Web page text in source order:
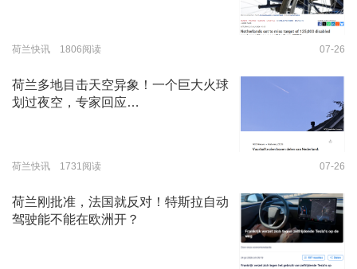
荷兰快讯 1806阅读 07-26
荷兰多地目击天空异象！一个巨大火球
划过夜空，专家回应…
荷兰快讯 1731阅读 07-26
荷兰刚批准，法国就反对！特斯拉自动
驾驶能不能在欧洲开？